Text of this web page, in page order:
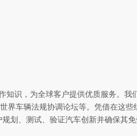
知识，为全球客户提供优质服务。我
界车辆法规协调论坛等。凭借在这些
划、测试、验证汽车创新并确保其